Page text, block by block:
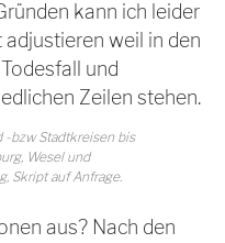
kann ich leider
weil in den
und
Zeilen stehen.
-bzw Stadtkreisen bis
Wesel und
Skript auf Anfrage.
aus? Nach den